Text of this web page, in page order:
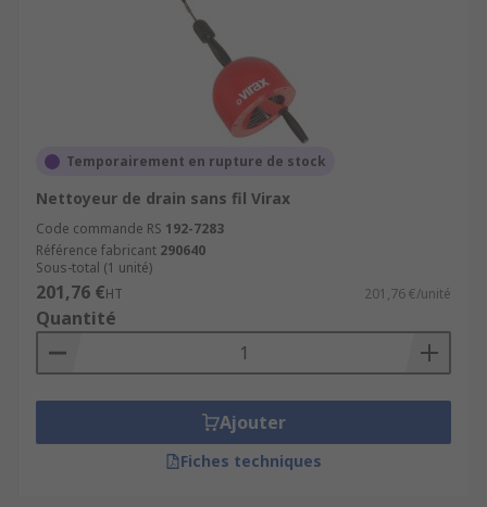
Temporairement en rupture de stock
Nettoyeur de drain sans fil Virax
Code commande RS 192-7283
Référence fabricant 290640
Sous-total (1 unité)
201,76 €HT 201,76 €/unité
Quantité
Ajouter
Fiches techniques